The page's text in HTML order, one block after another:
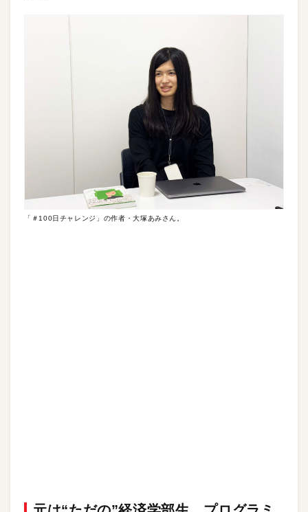
「＃100日チャレンジ」の作者・大塚あみさん。